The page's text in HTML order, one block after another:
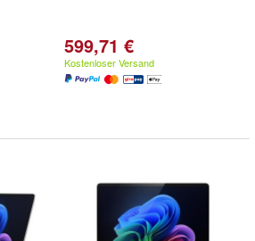
599,71 €
Kostenloser Versand